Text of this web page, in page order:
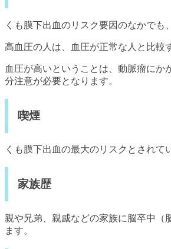
くも膜下出血のリスク要因のなかでも
高血圧の人は、血圧が正常な人と比較
血圧が高いということは、動脈瘤に
分注意が必要となります。
喫煙
くも膜下出血の最大のリスクとされ
家族歴
親や兄弟、親戚などの家族に脳卒中
ます。